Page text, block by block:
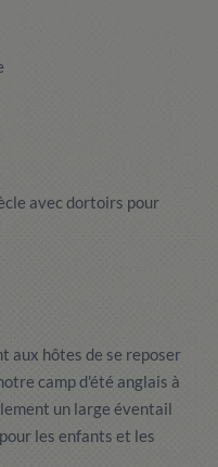
avec dortoirs pour
aux hôtes de se reposer
camp d'été anglais à
un large éventail
les enfants et les